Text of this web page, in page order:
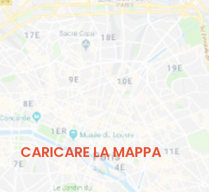
CARICARE LA MAPPA